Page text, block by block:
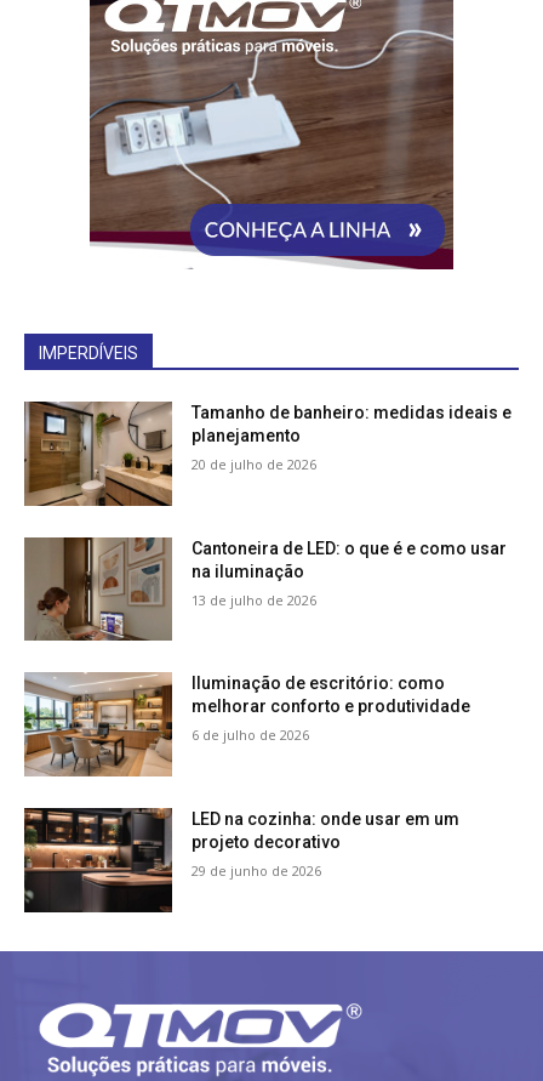
IMPERDÍVEIS
Tamanho de banheiro: medidas ideais e
planejamento
20 de julho de 2026
Cantoneira de LED: o que é e como usar
na iluminação
13 de julho de 2026
Iluminação de escritório: como
melhorar conforto e produtividade
6 de julho de 2026
LED na cozinha: onde usar em um
projeto decorativo
29 de junho de 2026